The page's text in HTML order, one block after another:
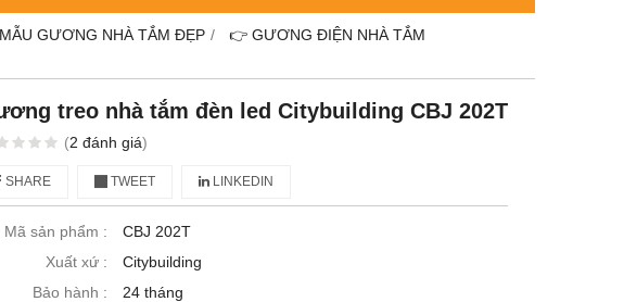
GƯƠNG NHÀ TẮM ĐẸP
👉 GƯƠNG ĐIỆN NHÀ TẮM
treo nhà tắm đèn led Citybuilding CBJ 202T
(2 đánh giá)
SHARE TWEET LINKEDIN
Mã sản phẩm :
CBJ 202T
Xuất xứ :
Citybuilding
Bảo hành :
24 tháng